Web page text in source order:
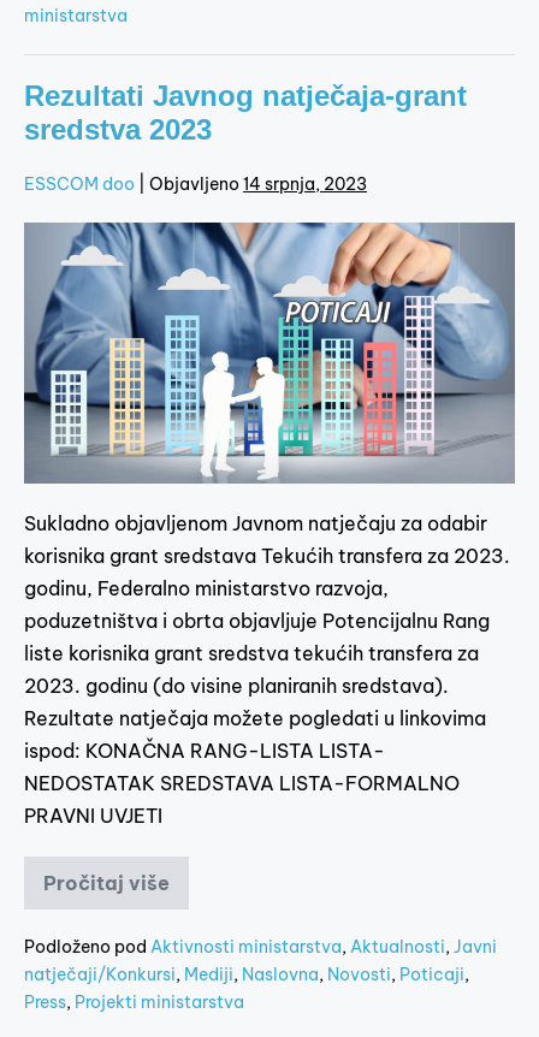
ministarstva
Rezultati Javnog natječaja-grant
sredstva 2023
ESSCOM doo Objavljeno 14 srpnja, 2023
Sukladno objavljenom Javnom natječaju za odabir
korisnika grant sredstava Tekućih transfera za 2023.
godinu, Federalno ministarstvo razvoja,
poduzetništva i obrta objavljuje Potencijalnu Rang
liste korisnika grant sredstva tekućih transfera za
2023. godinu (do visine planiranih sredstava).
Rezultate natječaja možete pogledati u linkovima
ispod: KONAČNA RANG-LISTA LISTA-
NEDOSTATAK SREDSTAVA LISTA-FORMALNO
PRAVNI UVJETI
Pročitaj više
Podloženo pod Aktivnosti ministarstva,Aktualnosti,Javni
natječaji/Konkursi, Mediji, Naslovna, Novosti, Poticaji,
Press, Projekti ministarstva